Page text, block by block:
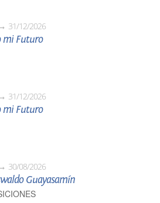
31/12/2026
mi Futuro
31/12/2026
mi Futuro
30/08/2026
Guayasamín